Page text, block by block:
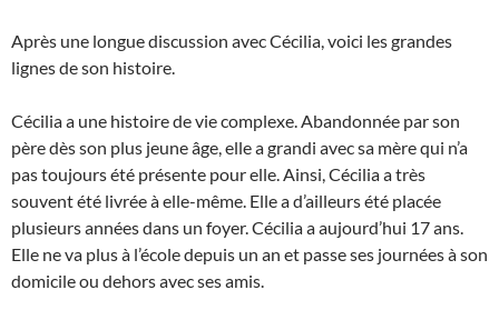
Après une longue discussion avec Cécilia, voici les grandes
lignes de son histoire.
Cécilia a une histoire de vie complexe. Abandonnée par son
père dès son plus jeune âge, elle a grandi avec sa mère qui n’a
pas toujours été présente pour elle. Ainsi, Cécilia a très
souvent été livrée à elle-même. Elle a d’ailleurs été placée
plusieurs années dans un foyer. Cécilia a aujourd’hui 17 ans.
Elle ne va plus à l’école depuis un an et passe ses journées à son
domicile ou dehors avec ses amis.